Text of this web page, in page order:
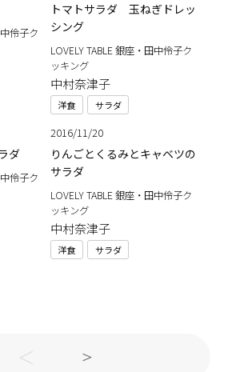
伶子ク
トマトサラダ 玉ねぎドレッ
シング
LOVELY TABLE 銀座・田中伶子ク
ッキング
中村奈津子
洋食 サラダ
ダ
伶子ク
2016/11/20
りんごとくるみとキャベツの
サラダ
LOVELY TABLE 銀座・田中伶子ク
ッキング
中村奈津子
洋食 サラダ